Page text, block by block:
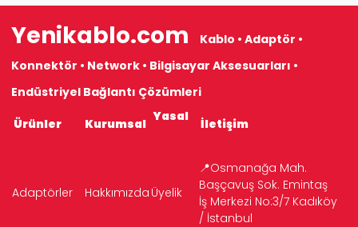
Yenikablo.com
Kablo • Adaptör •
Konnektör • Network • Bilgisayar Aksesuarları •
Endüstriyel Bağlantı Çözümleri
Ürünler
Kurumsal Yasal İletişim
Adaptörler Hakkımızda Üyelik
📍Osmanağa Mah.
Başçavuş Sok. Emintaş
İş Merkezi No:3/7 Kadıköy
/ İstanbul